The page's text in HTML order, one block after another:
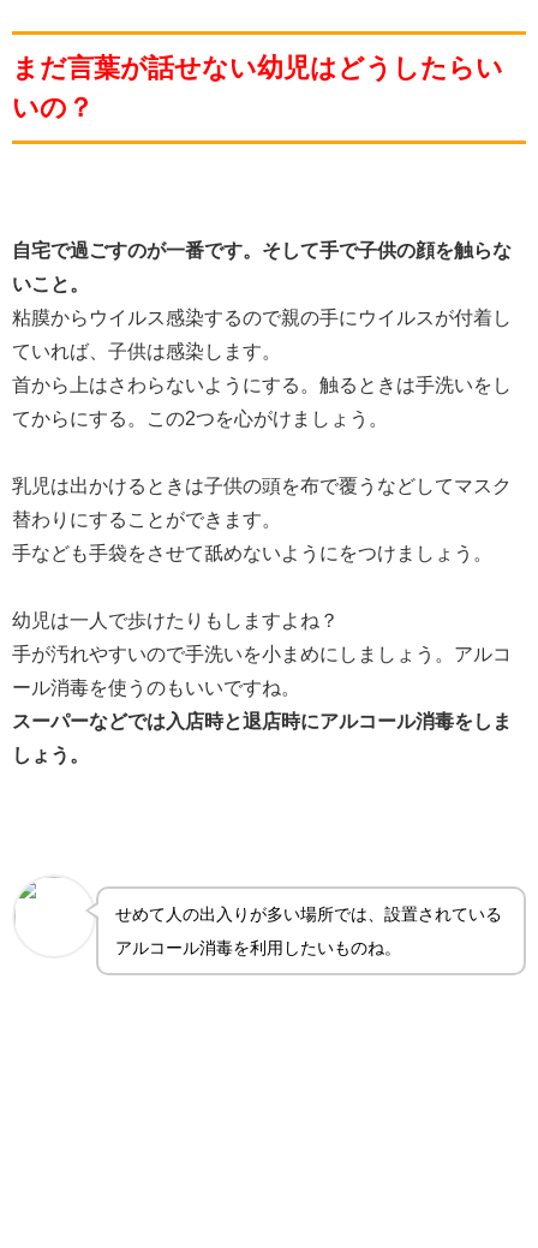
まだ言葉が話せない幼児はどうしたらい
いの？
自宅で過ごすのが一番です。そして手で子供の顔を触らな
いこと。
粘膜からウイルス感染するので親の手にウイルスが付着し
ていれば、子供は感染します。
首から上はさわらないようにする。触るときは手洗いをし
てからにする。この2つを心がけましょう。
乳児は出かけるときは子供の頭を布で覆うなどしてマスク
替わりにすることができます。
手なども手袋をさせて舐めないようにをつけましょう。
幼児は一人で歩けたりもしますよね？
手が汚れやすいので手洗いを小まめにしましょう。アルコ
ール消毒を使うのもいいですね。
スーパーなどでは入店時と退店時にアルコール消毒をしま
しょう。
せめて人の出入りが多い場所では、設置されている
アルコール消毒を利用したいものね。